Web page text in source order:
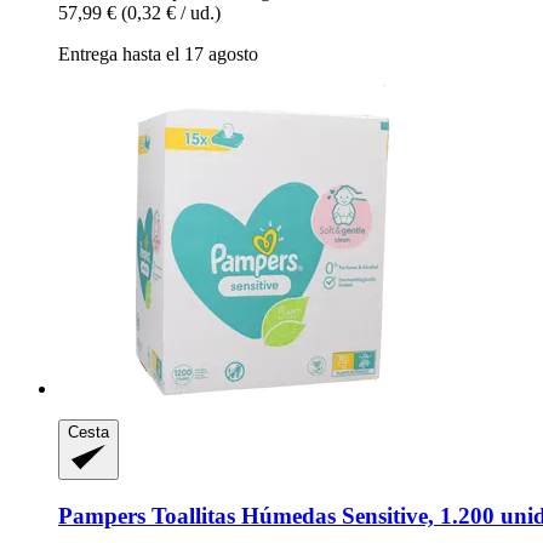
57,99 € (0,32 € / ud.)
Entrega hasta el 17 agosto
Cesta
Pampers Toallitas Húmedas Sensitive, 1.200